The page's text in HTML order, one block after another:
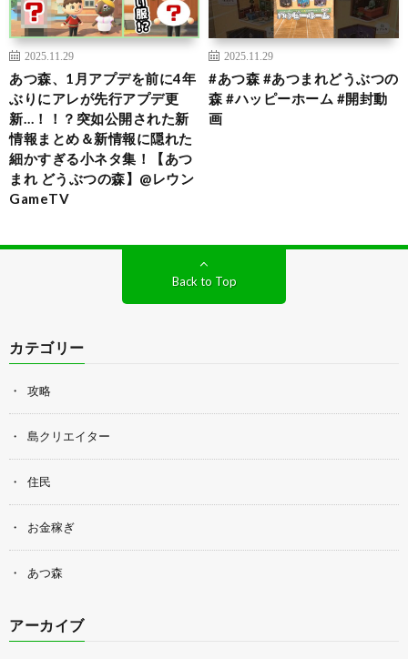
2025.11.29
あつ森、1月アプデを前に4年
ぶりにアレが先行アプデ更
新…！！？突如公開された新
情報まとめ＆新情報に隠れた
細かすぎる小ネタ集！【あつ
まれ どうぶつの森】@レウン
GameTV
2025.11.29
#あつ森 #あつまれどうぶつの
森 #ハッピーホーム #開封動
画
Back to Top
カテゴリー
攻略
島クリエイター
住民
お金稼ぎ
あつ森
アーカイブ